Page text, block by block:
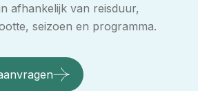
afhankelijk van reisduur,
seizoen en programma.